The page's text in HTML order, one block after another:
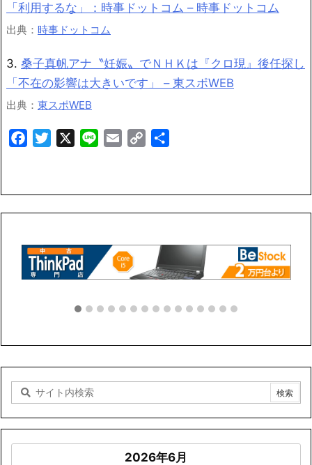
「利用するな」：時事ドットコム – 時事ドットコム
出典： 時事ドットコム
3. 桑子真帆アナ〝妊娠〟でＮＨＫは『クロ現』後任探し
「不在の影響は大きいです」 – 東スポWEB
出典： 東スポWEB
FacebookTwitter Line Email
Copy
2026年6月
日
月 火 水 木 金
土